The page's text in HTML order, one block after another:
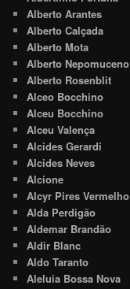
Alberto Arantes
Alberto Calçada
Alberto Mota
Alberto Nepomuceno
Alberto Rosenblit
Alceo Bocchino
Alceu Bocchino
Alceu Valença
Alcides Gerardi
Alcides Neves
Alcione
Alcyr Pires Vermelho
Alda Perdigão
Aldemar Brandão
Aldir Blanc
Aldo Taranto
Aleluia Bossa Nova